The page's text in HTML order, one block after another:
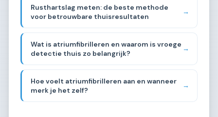
Rusthartslag meten: de beste methode
voor betrouwbare thuisresultaten
→
Wat is atriumfibrilleren en waarom is vroege
detectie thuis zo belangrijk?
→
Hoe voelt atriumfibrilleren aan en wanneer
merk je het zelf?
→